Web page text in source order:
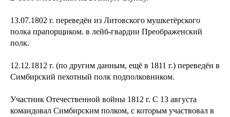
13.07.1802 г. переведён из Литовского мушкетёрского
полка прапорщиком. в лейб-гвардии Преображенский
полк.
12.12.1812 г. (по другим данным, ещё в 1811 г.) переведён в
Симбирский пехотный полк подполковником.
Участник Отечественной войны 1812 г. С 13 августа
командовал Симбирским полком, с которым участвовал в